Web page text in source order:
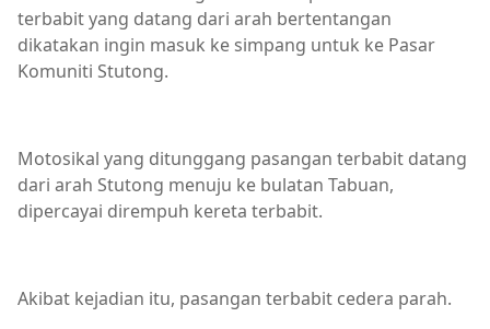
terbabit yang datang dari arah bertentangan
dikatakan ingin masuk ke simpang untuk ke Pasar
Komuniti Stutong.
Motosikal yang ditunggang pasangan terbabit datang
dari arah Stutong menuju ke bulatan Tabuan,
dipercayai dirempuh kereta terbabit.
Akibat kejadian itu, pasangan terbabit cedera parah.